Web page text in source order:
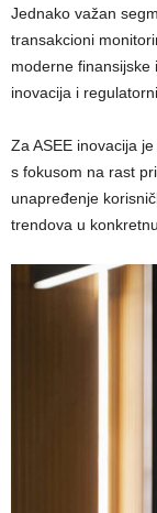
Jednako važan
transakcioni
moderne finansijske
inovacija i
Za ASEE inovacija
s fokusom na rast
unapređenje
trendova u